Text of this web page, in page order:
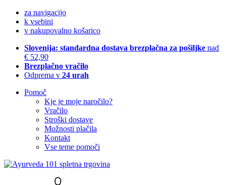
za navigacijo
k vsebini
v nakupovalno košarico
Slovenija: standardna dostava brezplačna za pošiljke nad
€ 52,90
Brezplačno vračilo
Odprema v 24 urah
Pomoč
Kje je moje naročilo?
Vračilo
Stroški dostave
Možnosti plačila
Kontakt
Vse teme pomoči